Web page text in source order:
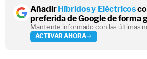
AñadirHíbridos y Eléctricos
preferida de Google de forma
Mantente informado con las últimas
ACTIVAR AHORA